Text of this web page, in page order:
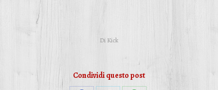
Di Kick
Condividi questo post